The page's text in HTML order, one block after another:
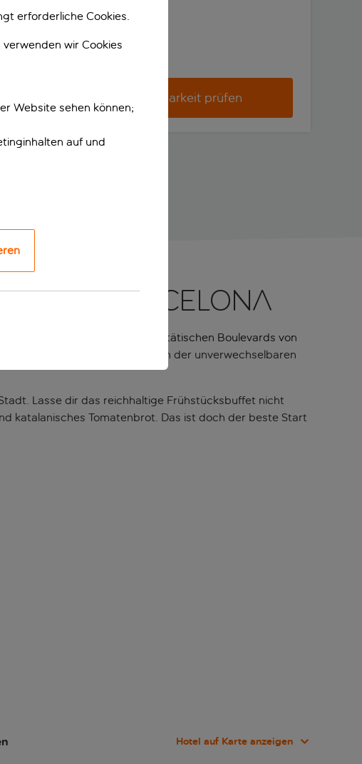
Verfügbarkeit prüfen
in Barcelona
de Gràcia, einer der majestätischen Boulevards von
und Wandkunstwerken, die von der unverwechselbaren
Lasse dir das reichhaltige Frühstücksbuffet nicht
katalanisches Tomatenbrot. Das ist doch der beste Start
Hotel auf Karte anzeigen
erforderliche Cookies.
wir Cookies
Website sehen können;
auf und